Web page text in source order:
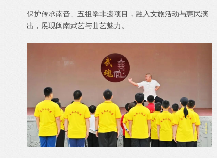
保护传承南音、五祖拳非遗项目，融入文旅活动与惠民演
出，展现闽南武艺与曲艺魅力。